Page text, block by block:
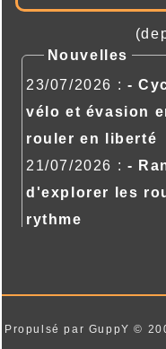
Nouvelles
23/07/2026 : -
vélo et évasion
rouler en liberté
21/07/2026 : -
d'explorer les
rythme
-
rythme
Propulsé par GuppY©